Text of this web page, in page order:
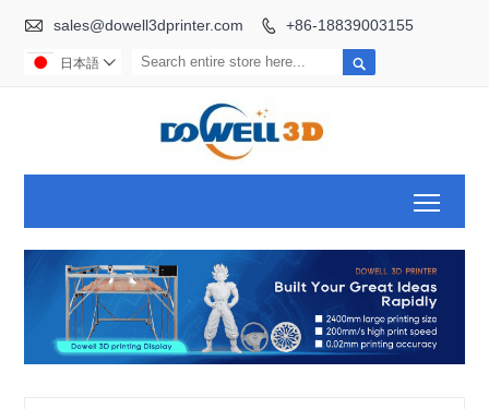
 sales@dowell3dprinter.com  +86-18839003155

日本語 